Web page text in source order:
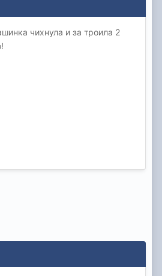
чихнула и за троила 2